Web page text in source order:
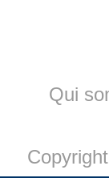
Qui